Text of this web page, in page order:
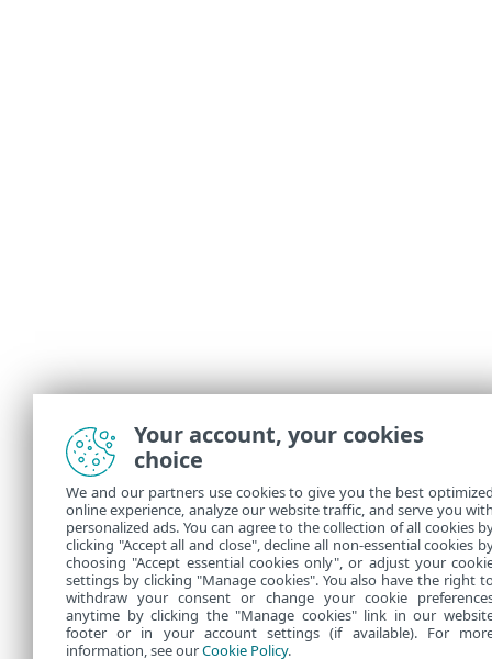
Your account, your cookies
choice
We and our partners use cookies to give you the best
online experience, analyze our website traffic, and serve you
personalized ads. You can agree to the collection of all cookies
clicking "Accept all and close", decline all non-essential cookies
choosing "Accept essential cookies only", or adjust your
settings by clicking "Manage cookies". You also have the right
withdraw your consent or change your cookie
anytime by clicking the "Manage cookies" link in our
footer or in your account settings (if available). For
information, see ourCookie Policy.